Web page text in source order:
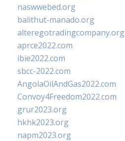
naswwebed.org
balithut-manado.org
alteregotradingcompany.org
aprce2022.com
ibie2022.com
sbcc-2022.com
AngolaOilAndGas2022.com
Convoy4Freedom2022.com
grur2023.org
hkhk2023.org
napm2023.org